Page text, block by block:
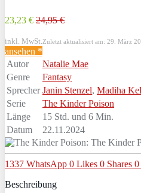
23,23 € 24,95 €
inkl. MwSt. Zuletzt aktualisiert am: 29. März
ansehen *
Autor
Natalie Mae
Genre
Fantasy
Sprecher Janin Stenzel, Madiha
Serie
The Kinder Poison
Länge
15 Std. und 6 Min.
Datum
22.11.2024
1337 WhatsApp 0 Likes 0 Shares 0
Beschreibung